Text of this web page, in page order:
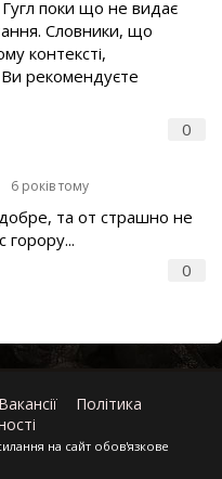
0
поки що не видає
Словники, що
контексті,
рекомендуєте
6 років тому
0
та от страшно не
горору...
Вакансії
Політика
на сайт обов'язкове